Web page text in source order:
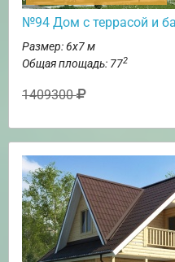
№94 Дом с террасой и
Размер: 6х7 м
Общая площадь: 772
1409300